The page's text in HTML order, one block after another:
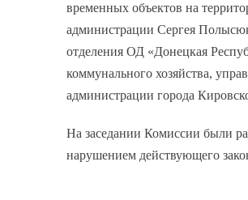
временных объектов на
администрации Сергея
отделения ОД «Донецкая
коммунального хозяйства,
администрации города
На заседании Комиссии были
нарушением действующего